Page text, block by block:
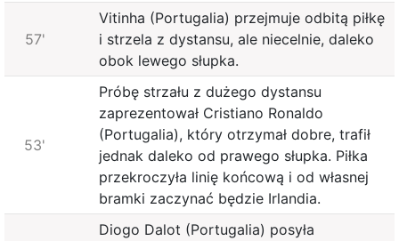
57'
Vitinha (Portugalia) przejmuje odbitą piłkę
i strzela z dystansu, ale niecelnie, daleko
obok lewego słupka.
53'
Próbę strzału z dużego dystansu
zaprezentował Cristiano Ronaldo
(Portugalia), który otrzymał dobre, trafił
jednak daleko od prawego słupka. Piłka
przekroczyła linię końcową i od własnej
bramki zaczynać będzie Irlandia.
Diogo Dalot (Portugalia) posyła